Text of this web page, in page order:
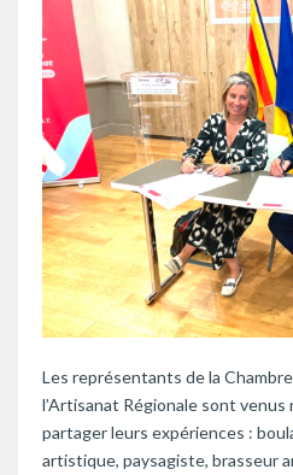
Les représentants de la
l’Artisanat Régionale sont
partager leurs expériences :
artistique, paysagiste, brasseur